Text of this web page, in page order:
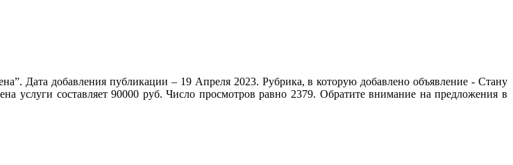
Дата добавления публикации – 19 Апреля 2023. Рубрика, в которую добавлено объявление - Стану
услуги составляет 90000 руб. Число просмотров равно 2379. Обратите внимание на предложения в